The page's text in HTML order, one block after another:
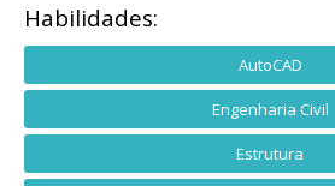
Habilidades:
AutoCAD
Engenharia Civil
Estrutura